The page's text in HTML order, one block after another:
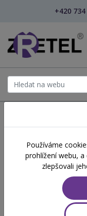
+420
Školení
Používáme
prohlížení webu,
zlepšovali